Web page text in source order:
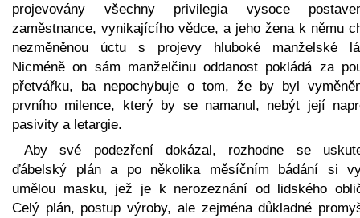
projevovány všechny privilegia vysoce
zaměstnance, vynikajícího vědce, a jeho žena k němu
nezměněnou úctu s projevy hluboké manželské
Nicméně on sám manželčinu oddanost pokládá za
přetvářku, ba nepochybuje o tom, že by byl
prvního milence, který by se namanul, nebýt její
pasivity a letargie.
Aby své podezření dokázal, rozhodne se
ďábelský plán a po několika měsíčním bádání si
umělou masku, jež je k nerozeznání od lidského
Celý plán, postup výroby, ale zejména důkladné